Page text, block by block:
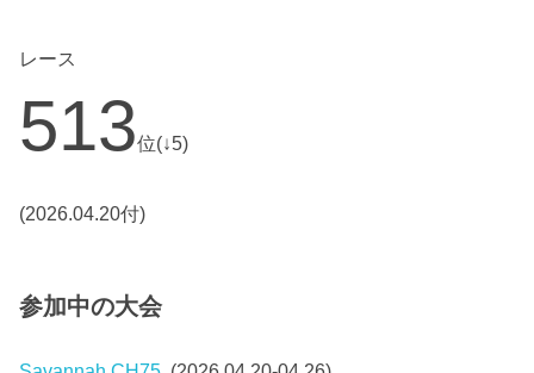
レース
513位(↓5)
(2026.04.20付)
参加中の大会